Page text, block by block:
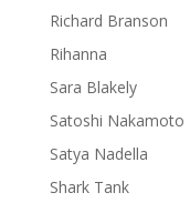
Richard Branson
Rihanna
Sara Blakely
Satoshi Nakamoto
Satya Nadella
Shark Tank